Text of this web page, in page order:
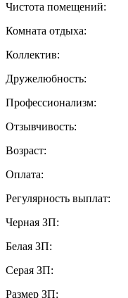
Чистота помещений:
Комната отдыха:
Коллектив:
Дружелюбность:
Профессионализм:
Отзывчивость:
Возраст:
Оплата:
Регулярность выплат:
Черная ЗП:
Белая ЗП:
Серая ЗП:
Размер ЗП: